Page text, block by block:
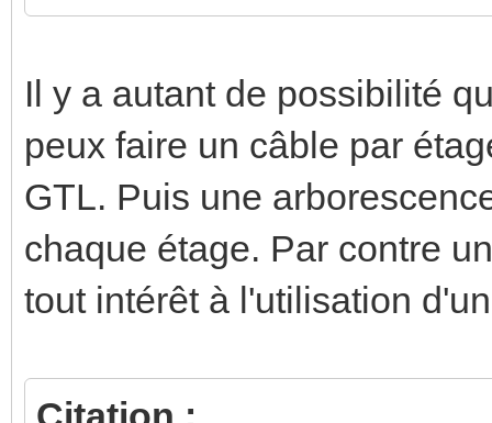
Il y a autant de possibilité
peux faire un câble par
GTL. Puis une
chaque étage. Par contre
tout intérêt à l'utilisation